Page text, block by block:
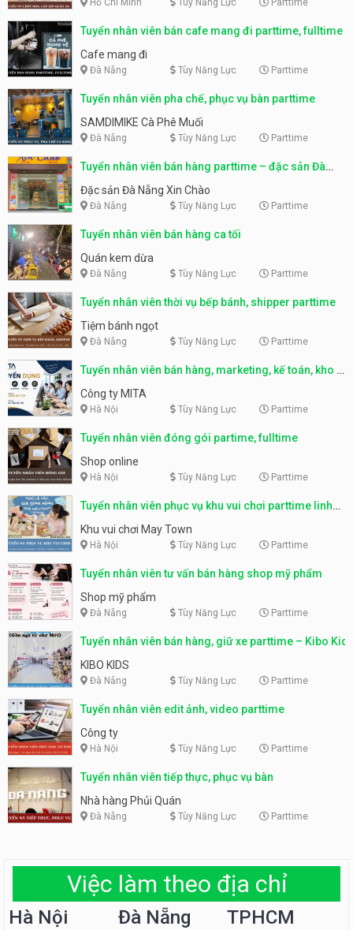
Tuyển nhân viên bán cafe mang đi parttime, fulltime
Cafe mang đi
Đà Nẵng Tùy Năng Lực Parttime
Tuyển nhân viên pha chế, phục vụ bàn parttime
SAMDIMIKE Cà Phê Muối
Đà Nẵng Tùy Năng Lực Parttime
Tuyển nhân viên bán hàng parttime – đặc sản Đà
Nẵng
Đặc sản Đà Nẵng Xin Chào
Đà Nẵng Tùy Năng Lực Parttime
Tuyển nhân viên bán hàng ca tối
Quán kem dừa
Đà Nẵng Tùy Năng Lực Parttime
Tuyển nhân viên thời vụ bếp bánh, shipper parttime
Tiệm bánh ngọt
Đà Nẵng Tùy Năng Lực Parttime
Tuyển nhân viên bán hàng, marketing, kế toán, kho –
parttime, fulltime
Công ty MITA
Hà Nội Tùy Năng Lực Parttime
Tuyển nhân viên đóng gói partime, fulltime
Shop online
Hà Nội Tùy Năng Lực Parttime
Tuyển nhân viên phục vụ khu vui chơi parttime linh
động
Khu vui chơi May Town
Hà Nội Tùy Năng Lực Parttime
Tuyển nhân viên tư vấn bán hàng shop mỹ phẩm
Shop mỹ phẩm
Đà Nẵng Tùy Năng Lực Parttime
Tuyển nhân viên bán hàng, giữ xe parttime – Kibo Kid
KIBO KIDS
Đà Nẵng Tùy Năng Lực Parttime
Tuyển nhân viên edit ảnh, video parttime
Công ty
Hà Nội Tùy Năng Lực Parttime
Tuyển nhân viên tiếp thực, phục vụ bàn
Nhà hàng Phủi Quán
Đà Nẵng Tùy Năng Lực Parttime
Việc làm theo địa chỉ
Hà Nội Đà Nẵng TPHCM